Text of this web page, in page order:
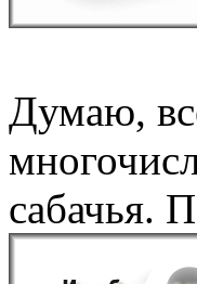
Думаю,
сабачья.